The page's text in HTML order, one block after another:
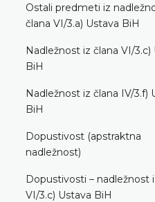
Ostali predmeti iz
člana VI/3.а) Ustava BiH
Nadležnost iz člana VI/3.c)
BiH
Nadležnost iz člana IV/3.f)
BiH
Dopustivost (apstraktna
nadležnost)
Dopustivosti – nadležnost
VI/3.c) Ustava BiH